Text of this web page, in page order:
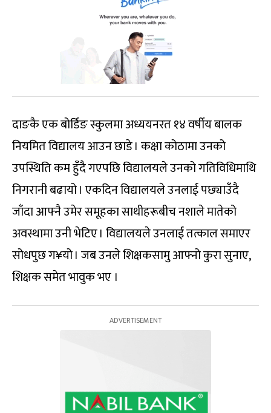
दाङकै एक बोर्डिङ स्कुलमा अध्ययनरत १४ वर्षीय बालक
नियमित विद्यालय आउन छाडे । कक्षा कोठामा उनको
उपस्थिति कम हुँदै गएपछि विद्यालयले उनको गतिविधिमाथि
निगरानी बढायो । एकदिन विद्यालयले उनलाई पछ्याउँदै
जाँदा आफ्नै उमेर समूहका साथीहरूबीच नशाले मातेको
अवस्थामा उनी भेटिए । विद्यालयले उनलाई तत्काल समाएर
सोधपुछ ग¥यो । जब उनले शिक्षकसामु आफ्नो कुरा सुनाए,
शिक्षक समेत भावुक भए ।